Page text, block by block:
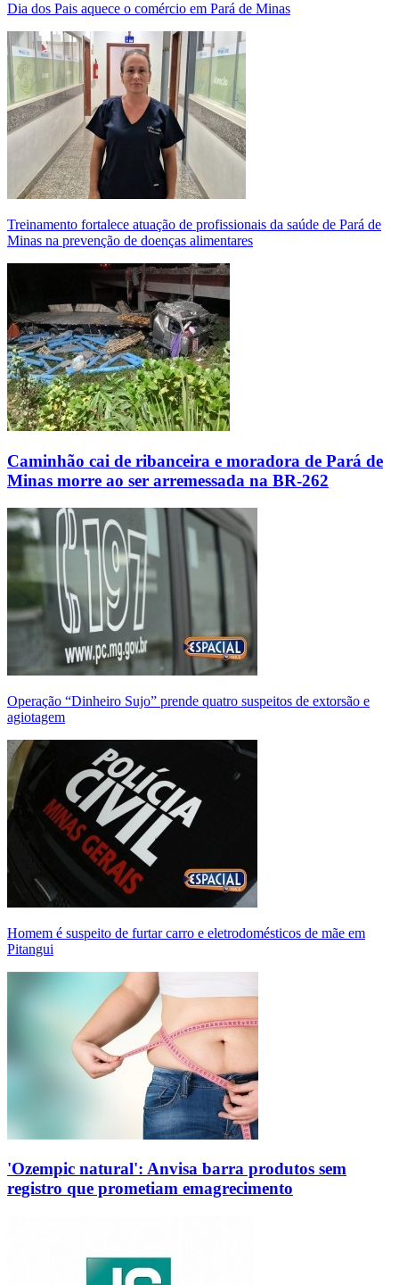
Dia dos Pais aquece o comércio em Pará de Minas
Treinamento fortalece atuação de profissionais da saúde de Pará de
Minas na prevenção de doenças alimentares
Caminhão cai de ribanceira e moradora de Pará de
Minas morre ao ser arremessada na BR-262
Operação “Dinheiro Sujo” prende quatro suspeitos de extorsão e
agiotagem
Homem é suspeito de furtar carro e eletrodomésticos de mãe em
Pitangui
'Ozempic natural': Anvisa barra produtos sem
registro que prometiam emagrecimento